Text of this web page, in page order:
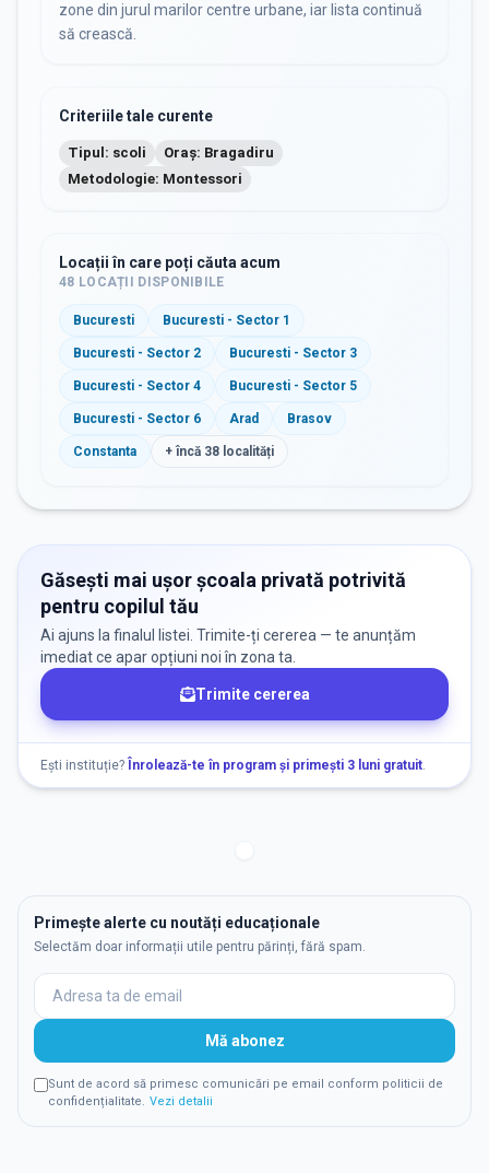
zone din jurul marilor centre urbane, iar lista continuă
să crească.
Criteriile tale curente
Tipul: scoli
Oraș: Bragadiru
Metodologie: Montessori
Locații în care poți căuta acum
48 LOCAȚII DISPONIBILE
Bucuresti Bucuresti - Sector 1
Bucuresti - Sector 2 Bucuresti - Sector 3
Bucuresti - Sector 4 Bucuresti - Sector 5
Bucuresti - Sector 6 Arad Brasov
Constanta + încă 38 localități
Găsești mai ușor școala privată potrivită
pentru copilul tău
Ai ajuns la finalul listei. Trimite-ți cererea — te anunțăm
imediat ce apar opțiuni noi în zona ta.
Trimite cererea
Ești instituție? Înrolează-te în program și primești 3 luni gratuit.
Primește alerte cu noutăți educaționale
Selectăm doar informații utile pentru părinți, fără spam.
Mă abonez
Sunt de acord să primesc comunicări pe email conform politicii de
confidențialitate. Vezi detalii